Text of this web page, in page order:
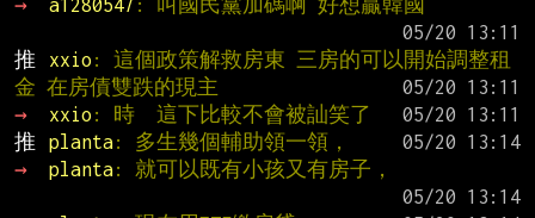
→
a1280547 : 叫國民黨加碼啊 好想贏韓國
推
xxio : 這個政策解救房東 三房的可以開始調整租
金 在房債雙跌的現主
→
xxio : 時  這下比較不會被訕笑了
推
planta: 多生幾個輔助領一領，
→
planta: 就可以既有小孩又有房子，